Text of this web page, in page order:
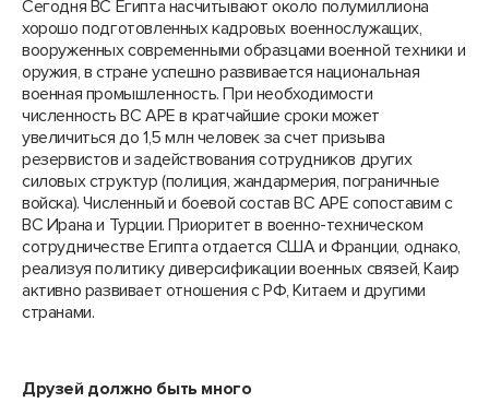
Сегодня ВС Египта насчитывают около полумиллиона
хорошо подготовленных кадровых военнослужащих,
вооруженных современными образцами военной техники и
оружия, в стране успешно развивается национальная
военная промышленность. При необходимости
численность ВС АРЕ в кратчайшие сроки может
увеличиться до 1,5 млн человек за счет призыва
резервистов и задействования сотрудников других
силовых структур (полиция, жандармерия, пограничные
войска). Численный и боевой состав ВС АРЕ сопоставим с
ВС Ирана и Турции. Приоритет в военно-техническом
сотрудничестве Египта отдается США и Франции, однако,
реализуя политику диверсификации военных связей, Каир
активно развивает отношения с РФ, Китаем и другими
странами.
Друзей должно быть много